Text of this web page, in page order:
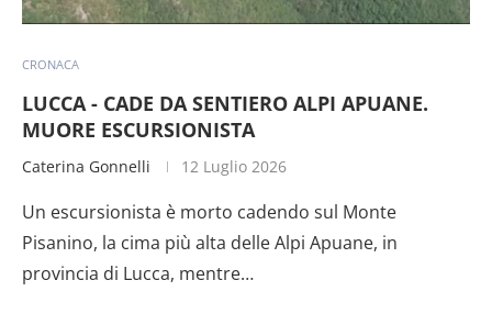
CRONACA
LUCCA - CADE DA SENTIERO ALPI APUANE.
MUORE ESCURSIONISTA
Caterina Gonnelli 12 Luglio 2026
Un escursionista è morto cadendo sul Monte
Pisanino, la cima più alta delle Alpi Apuane, in
provincia di Lucca, mentre…